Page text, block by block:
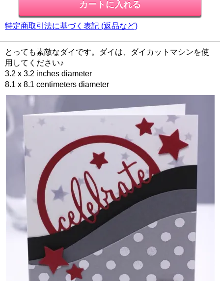
特定商取引法に基づく表記 (返品など)
とっても素敵なダイです。ダイは、ダイカットマシンを使
用してください♪
3.2 x 3.2 inches diameter
8.1 x 8.1 centimeters diameter